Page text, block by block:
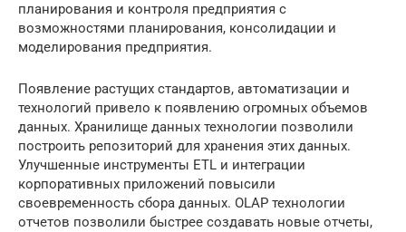
планирования и контроля предприятия с
возможностями планирования, консолидации и
моделирования предприятия.
Появление растущих стандартов, автоматизации и
технологий привело к появлению огромных объемов
данных. Хранилище данных технологии позволили
построить репозиторий для хранения этих данных.
Улучшенные инструменты ETL и интеграции
корпоративных приложений повысили
своевременность сбора данных. OLAP технологии
отчетов позволили быстрее создавать новые отчеты,